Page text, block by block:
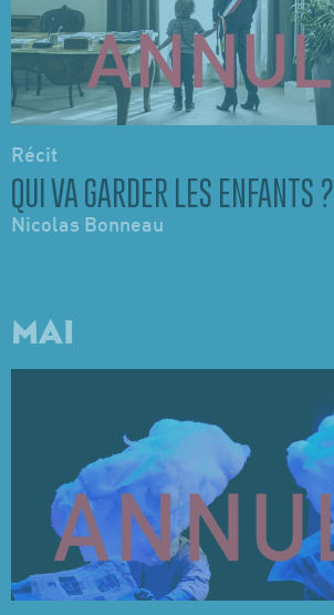
Récit
QUI VA GARDER LES ENFANTS ?
Nicolas Bonneau
MAI